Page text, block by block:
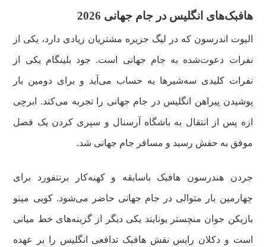
هافبک‌های انگلیس در جام جهانی 2026
الیوت اندرسون که در لیگ جزیره مشتریان زیادی دارد، یکی از
نفرات دعوت‌شده به جام جهانی است. جود بلینگام یکی از
نفرات کلیدی سه‌شیر‌ها به حساب می‌آید و برای دومین بار
پوشیدن پیراهن انگلیس در جام جهانی را تجربه می‌کند. ابرچی
ازه پس از انتقال به باشگاه آرسنال و سپری کردن یک فصل
موفق به حقش رسید و مسافر جام جهانی شد.
جردن هندرسون هافبک باسابقه و کهنه‌کار برنتفورد برای
چهارمین بار متوالی در جام جهانی حاضر می‌شود. کوبی مینو
بازیکن جوان منچستر یونایتد یکی دیگر از گزینه‌های خط میانی
است و دکلان رایس نقش هافبک تدافعی انگلیس را بر عهده